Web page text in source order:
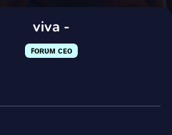
viva -
ꜰᴏʀᴜᴍ ᴄᴇᴏ